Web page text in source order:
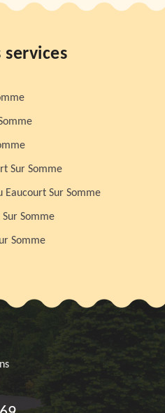
Sur Somme
Eaucourt Sur Somme
Somme
Somme